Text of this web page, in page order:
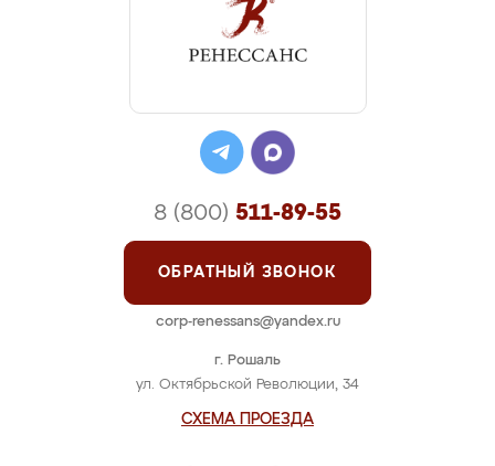
г. Рошаль
ул. Октябрьской Революции, 34
СХЕМА ПРОЕЗДА
8 (800) 511-89-55
ОБРАТНЫЙ ЗВОНОК
corp-renessans@yandex.ru